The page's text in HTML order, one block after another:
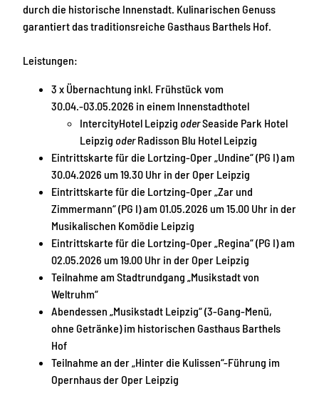
durch die historische Innenstadt. Kulinarischen Genuss
garantiert das traditionsreiche Gasthaus Barthels Hof.
Leistungen:
3 x Übernachtung inkl. Frühstück vom
30.04.-03.05.2026 in einem Innenstadthotel
IntercityHotel Leipzig oderSeaside Park Hotel
Leipzig oderRadisson Blu Hotel Leipzig
Eintrittskarte für die Lortzing-Oper „Undine“ (PG I) am
30.04.2026 um 19.30 Uhr in der Oper Leipzig
Eintrittskarte für die Lortzing-Oper „Zar und
Zimmermann“ (PG I) am 01.05.2026 um 15.00 Uhr in der
Musikalischen Komödie Leipzig
Eintrittskarte für die Lortzing-Oper „Regina“ (PG I) am
02.05.2026 um 19.00 Uhr in der Oper Leipzig
Teilnahme am Stadtrundgang „Musikstadt von
Weltruhm“
Abendessen „Musikstadt Leipzig“ (3-Gang-Menü,
ohne Getränke) im historischen Gasthaus Barthels
Hof
Teilnahme an der „Hinter die Kulissen“-Führung im
Opernhaus der Oper Leipzig